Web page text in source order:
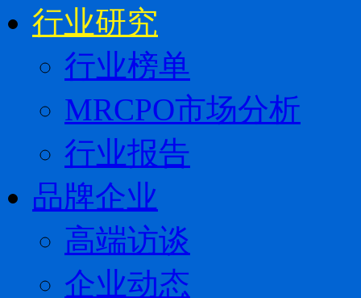
行业研究
行业榜单
MRCPO市场分析
行业报告
品牌企业
高端访谈
企业动态